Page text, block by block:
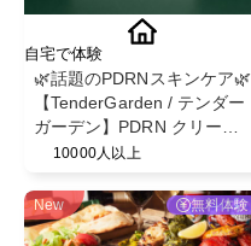
自宅で体験
🌿話題のPDRNスキンケア🌿
【TenderGarden / テンダー
ガーデン】PDRN クリーム
シートマスク 30g × 5枚 モ
10000人以上
New 無料体験